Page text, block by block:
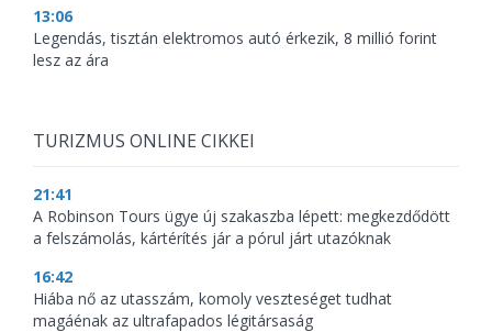
13:06
Legendás, tisztán elektromos autó érkezik, 8 millió forint
lesz az ára
TURIZMUS ONLINE CIKKEI
21:41
A Robinson Tours ügye új szakaszba lépett: megkezdődött
a felszámolás, kártérítés jár a pórul járt utazóknak
16:42
Hiába nő az utasszám, komoly veszteséget tudhat
magáénak az ultrafapados légitársaság